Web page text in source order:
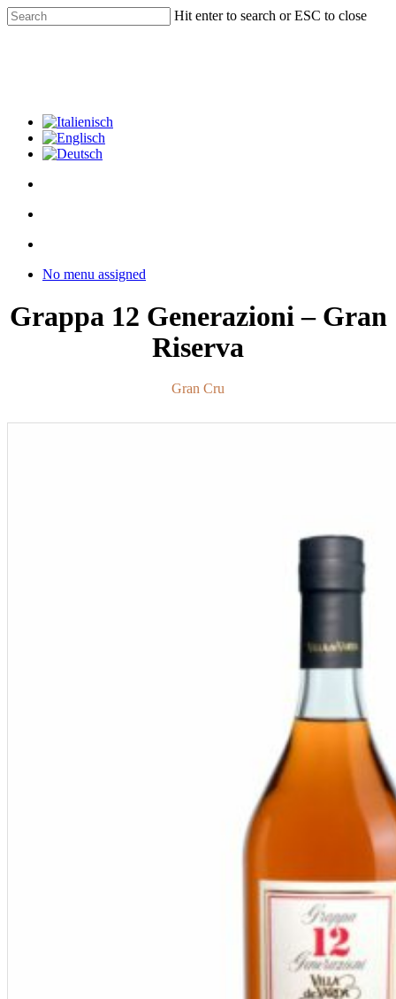
Skip
to
Hit enter to search or ESC to close
Menu
search
Menu No menu assigned
Grappa 12 Generazioni – Gran
Riserva
Gran Cru